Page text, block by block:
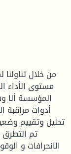
من خلال
مستوى الأداء
المؤسسة ألا
أدوات مراقبة
تحليل وتقييم
تم
الانحرافات و